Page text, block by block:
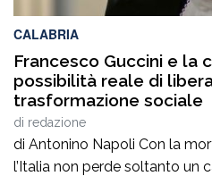
CALABRIA
Francesco Guccini e la
possibilità reale di
trasformazione sociale
di redazione
di Antonino Napoli Con la
l’Italia non perde soltanto un